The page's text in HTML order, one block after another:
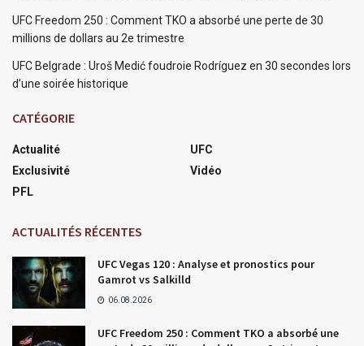
UFC Freedom 250 : Comment TKO a absorbé une perte de 30
millions de dollars au 2e trimestre
UFC Belgrade : Uroš Medić foudroie Rodríguez en 30 secondes lors
d’une soirée historique
CATÉGORIE
Actualité
Exclusivité
PFL
UFC
Vidéo
ACTUALITÉS RÉCENTES
UFC Vegas 120 : Analyse et pronostics pour
Gamrot vs Salkilld
06.08.2026
UFC Freedom 250 : Comment TKO a absorbé une